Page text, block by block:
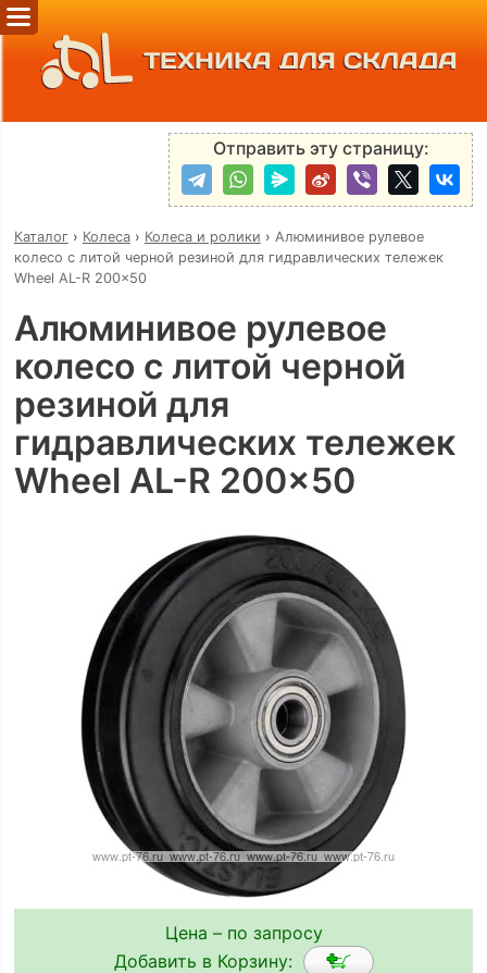
ТЕХНИКА ДЛЯ СКЛАДА
Отправить эту страницу:
Каталог› Колеса› Колеса и ролики › Алюминивое рулевое
колесо с литой черной резиной для гидравлических тележек
Wheel AL-R 200x50
Алюминивое рулевое
колесо с литой черной
резиной для
гидравлических тележек
Wheel AL-R 200x50
Цена – по запросу
Добавить в Корзину: